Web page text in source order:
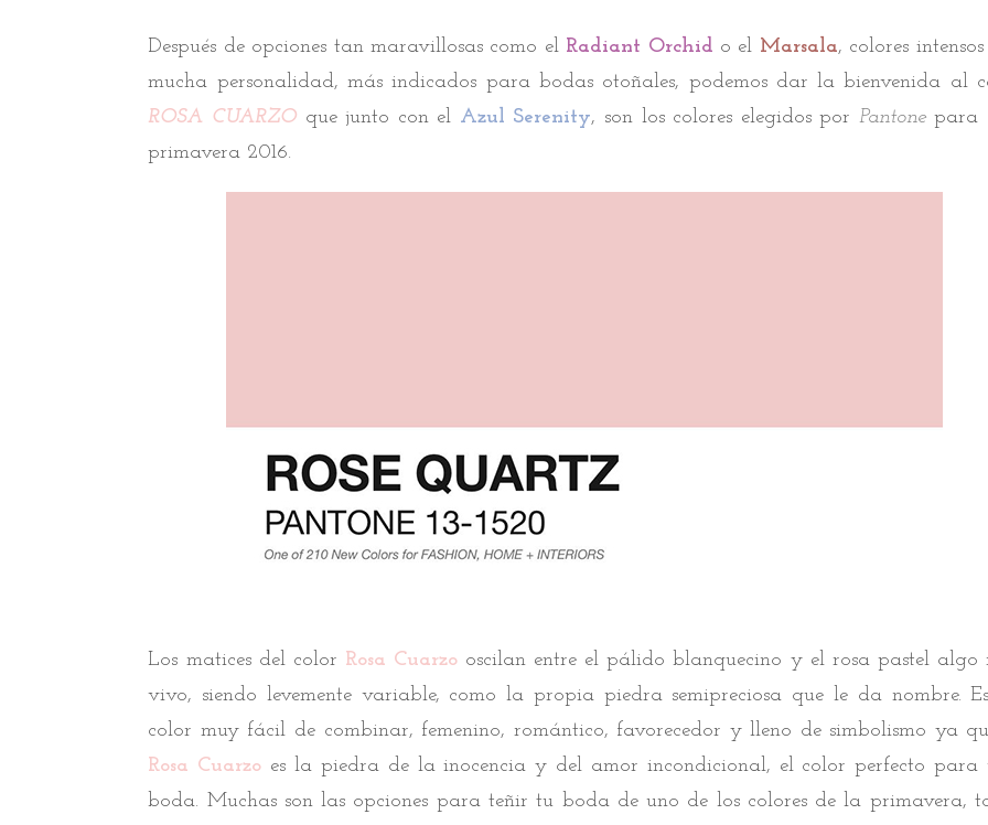
Después de opciones tan maravillosas como el Radiant Orchid o el Marsala, colores
mucha personalidad, más indicados para bodas otoñales, podemos dar la bienvenida al
ROSA CUARZOque junto con el Azul Serenity, son los colores elegidos por Pantonepara
primavera 2016.
Los matices del color Rosa Cuarzooscilan entre el pálido blanquecino y el rosa pastel algo
vivo, siendo levemente variable, como la propia piedra semipreciosa que le da nombre.
color muy fácil de combinar, femenino, romántico, favorecedor y lleno de simbolismo ya
Rosa Cuarzo es la piedra de la inocencia y del amor incondicional, el color perfecto para
boda. Muchas son las opciones para teñir tu boda de uno de los colores de la primavera,